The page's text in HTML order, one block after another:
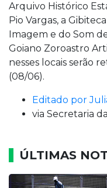
Arquivo Histórico
Pio Vargas, a
Imagem e do Som
Goiano Zoroastro
nesses locais serão
(08/06).
Editado por
via Secretaria
ÚLTIMAS